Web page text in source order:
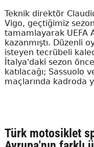
Teknik direktör
Vigo, geçtiğimiz
tamamlayarak UEFA
kazanmıştı. Düzenli
isteyen tecrübeli
İtalya'daki sezon
katılacağı; Sassuolo
maçlarında kadroda
Türk motosiklet